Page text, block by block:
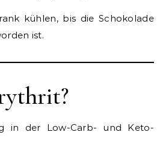
kühlen, bis die Schokolade
ist.
in der Low-Carb- und Keto-